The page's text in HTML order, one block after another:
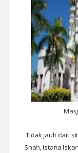
Tidak jauh dari
Shah, Istana